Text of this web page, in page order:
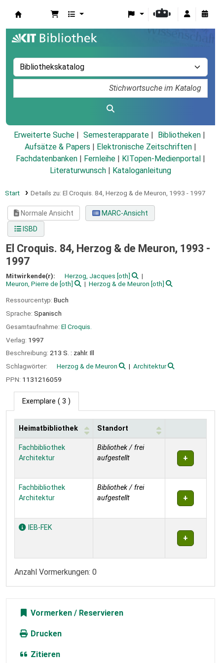
Erweiterte Suche Semesterapparate
Bibliotheken
Aufsätze & Papers
Elektronische Zeitschriften
Fachdatenbanken
Fernleihe KITopen-Medienportal
Literaturwunsch
Kataloganleitung
Start Details zu: El Croquis. 84, Herzog & de Meuron, 1993 - 1997
Normale Ansicht
MARC-Ansicht
ISBD
El Croquis. 84, Herzog & de Meuron, 1993 -
1997
Mitwirkende(r): Herzog, Jacques [oth]
Meuron, Pierre de [oth] Herzog & de Meuron [oth]
Ressourcentyp: Buch
Sprache: Spanisch
Gesamtaufnahme: El Croquis.
Verlag: 1997
Beschreibung: 213 S. : zahlr. Ill
Schlagwörter:
Herzog & de Meuron
Architektur
PPN: 1131216059
Exemplare ( 3 )
Exemplare
Heimatbibliothek Standort
Fachbibliothek
Architektur
Bibliothek / frei
aufgestellt
Fachbibliothek
Architektur
Bibliothek / frei
aufgestellt
IEB-FEK
Anzahl Vormerkungen: 0
Vormerken
Drucken
Zitieren